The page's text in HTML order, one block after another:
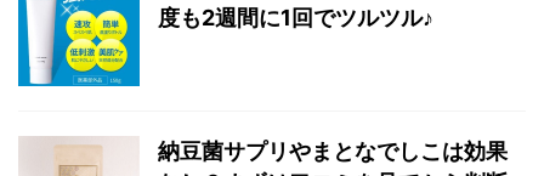
度も2週間に1回でツルツル♪
納豆菌サプリやまとなでしこは効果